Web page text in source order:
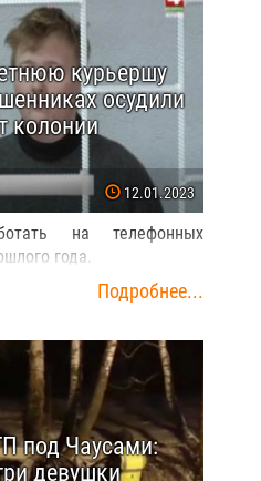
курьершу
осудили
колонии
12.01.2023
на телефонных
года.
Подробнее...
под Чаусами:
девушки